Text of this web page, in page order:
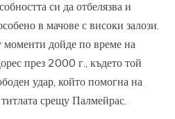
си да отбелязва и
в мачове с високи залози.
дойде по време на
през 2000 г., където той
удар, който помогна на
срещу Палмейрас.